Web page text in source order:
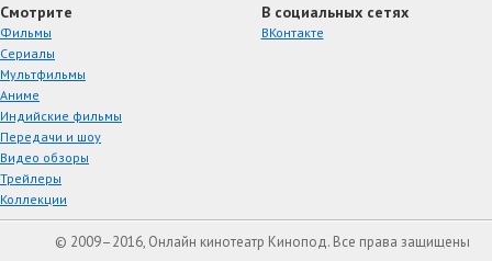
Смотрите
Фильмы
Сериалы
Мультфильмы
Аниме
Индийские фильмы
Передачи и шоу
Видео обзоры
Трейлеры
Коллекции
В социальных сетях
ВКонтакте
© 2009–2016, Онлайн кинотеатр Кинопод. Все права защищены